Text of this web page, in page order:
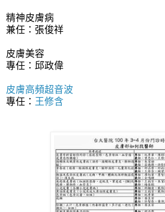
精神皮膚病
兼任：張俊祥
皮膚美容
專任：邱政偉
皮膚高頻超音波
專任： 王修含